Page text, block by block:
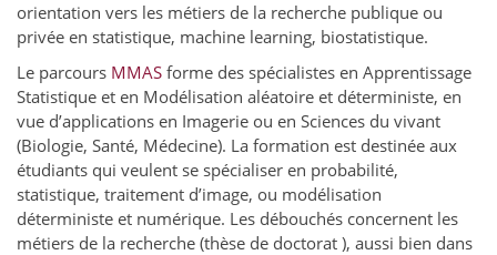
orientation vers les métiers de la recherche publique ou
privée en statistique, machine learning, biostatistique.
Le parcours MMAS forme des spécialistes en Apprentissage
Statistique et en Modélisation aléatoire et déterministe, en
vue d’applications en Imagerie ou en Sciences du vivant
(Biologie, Santé, Médecine). La formation est destinée aux
étudiants qui veulent se spécialiser en probabilité,
statistique, traitement d’image, ou modélisation
déterministe et numérique. Les débouchés concernent les
métiers de la recherche (thèse de doctorat ), aussi bien dans